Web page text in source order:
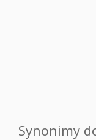
Synonimy